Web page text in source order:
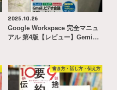
2025.10.26
Google Workspace 完全マニュ
アル 第4版【レビュー】Gemi…
書き方・話し方・伝え方